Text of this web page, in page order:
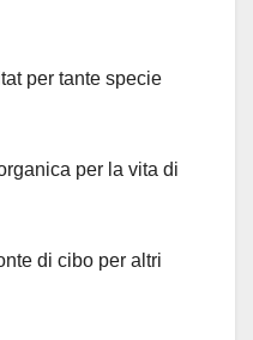
per tante specie
per la vita di
di cibo per altri